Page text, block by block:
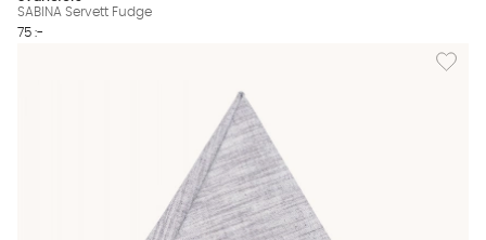
SABINA Servett Fudge
75 :-
Lägg